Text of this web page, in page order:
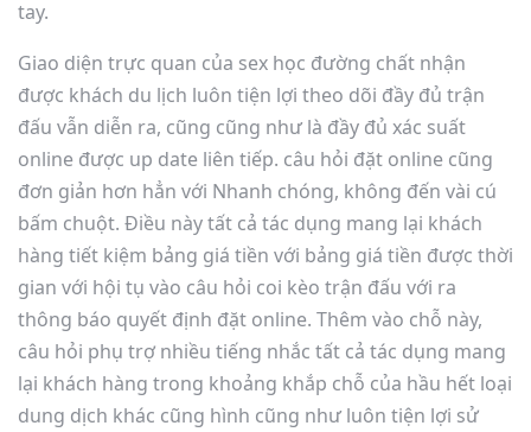
tay.
Giao diện trực quan của sex học đường chất nhận
được khách du lịch luôn tiện lợi theo dõi đầy đủ trận
đấu vẫn diễn ra, cũng cũng như là đầy đủ xác suất
online được up date liên tiếp. câu hỏi đặt online cũng
đơn giản hơn hẳn với Nhanh chóng, không đến vài cú
bấm chuột. Điều này tất cả tác dụng mang lại khách
hàng tiết kiệm bảng giá tiền với bảng giá tiền được thời
gian với hội tụ vào câu hỏi coi kèo trận đấu với ra
thông báo quyết định đặt online. Thêm vào chỗ này,
câu hỏi phụ trợ nhiều tiếng nhắc tất cả tác dụng mang
lại khách hàng trong khoảng khắp chỗ của hầu hết loại
dung dịch khác cũng hình cũng như luôn tiện lợi sử